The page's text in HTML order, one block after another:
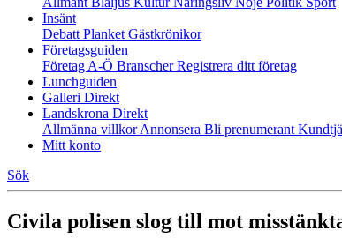
Insänt
Debatt Planket Gästkrönikor
Företagsguiden
Företag A-Ö BranscherRegistrera ditt företag
Lunchguiden
Galleri Direkt
Landskrona Direkt
Allmänna villkorAnnonsera Bli prenumerant
Mitt konto
Sök
Civila polisen slog till mot